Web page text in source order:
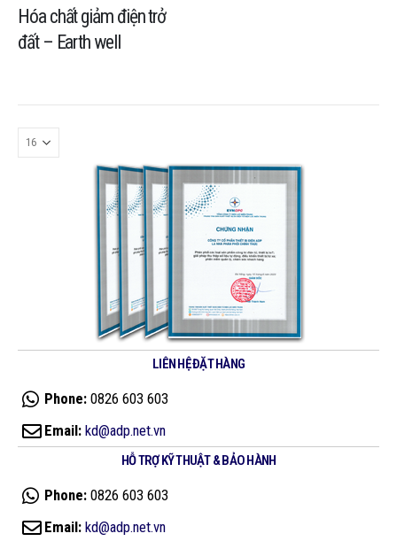
Hóa chất giảm điện trở
đất – Earth well
LIÊN HỆ ĐẶT HÀNG
Phone: 0826 603 603
Email: kd@adp.net.vn
HỖ TRỢ KỸ THUẬT & BẢO HÀNH
Phone: 0826 603 603
Email: kd@adp.net.vn